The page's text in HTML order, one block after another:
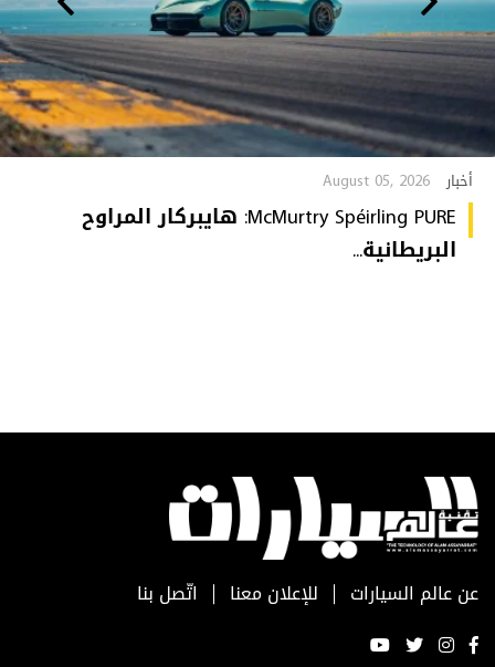
أخبار August 05, 2026
McMurtry Spéirling PURE: هايبركار المراوح
البريطانية...
عن عالم السيارات للإعلان معنا اتّصل بنا